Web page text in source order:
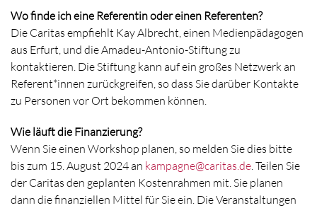
Wo finde ich eine Referentin oder einen Referenten?
Die Caritas empfiehlt Kay Albrecht, einen Medienpädagogen
aus Erfurt, und die Amadeu-Antonio-Stiftung zu
kontaktieren. Die Stiftung kann auf ein großes Netzwerk an
Referent*innen zurückgreifen, so dass Sie darüber Kontakte
zu Personen vor Ort bekommen können.
Wie läuft die Finanzierung?
Wenn Sie einen Workshop planen, so melden Sie dies bitte
bis zum 15. August 2024 an kampagne@caritas.de. Teilen Sie
der Caritas den geplanten Kostenrahmen mit. Sie planen
dann die finanziellen Mittel für Sie ein. Die Veranstaltungen